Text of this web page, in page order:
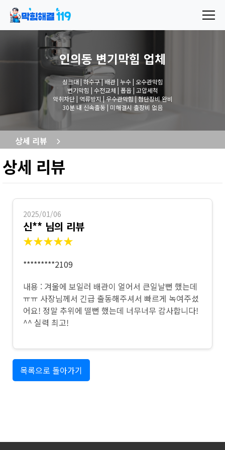
인의동 변기막힘 업체
싱크대 | 하수구 | 배관 | 누수 | 오수관막힘
변기막힘 | 수전교체 | 폽옵 | 고압세척
악취차단 | 역류방지 | 우수관막힘 | 첨단장비 완비
30분 내 신속출동 | 미해결시 출장비 없음
상세 리뷰
상세 리뷰
2025/01/06
신** 님의 리뷰
★★★★★
*********2109
내용 : 겨울에 보일러 배관이 얼어서 큰일날뻔 했는데
ㅠㅠ 사장님께서 긴급 출동해주셔서 빠르게 녹여주셨
어요! 정말 추위에 떨뻔 했는데 너무너무 감사합니다!
^^ 실력 최고!
목록으로 돌아가기